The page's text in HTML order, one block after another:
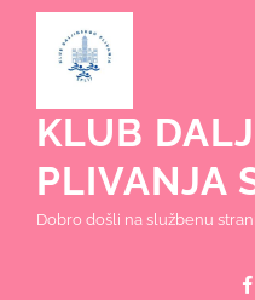
content
KLUB
PLIVANJA
Dobro došli na službenu